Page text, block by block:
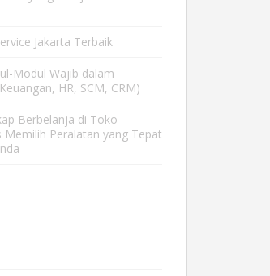
Jakarta Terbaik
Modul Wajib dalam
HR, SCM, CRM)
Berbelanja di Toko
Memilih Peralatan yang Tepat